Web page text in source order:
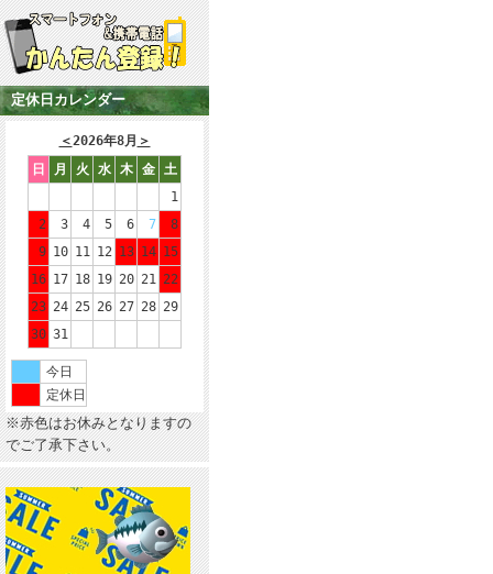
定休日カレンダー
＜2026年8月 ＞
日
月 火 水 木 金
土
1
2
3 4 5 6 7
8
9 10 11 12 13 14 15
16 17 18 19 20 21 22
23 24 25 26 27 28 29
30 31
今日
定休日
※赤色はお休みとなりますの
でご了承下さい。